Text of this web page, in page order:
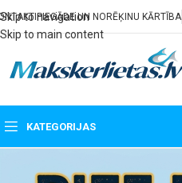
Skip to navigation
Skip to main content
PIEGĀDE UN NORĒĶINU KĀRTĪBA
KATEGORIJAS